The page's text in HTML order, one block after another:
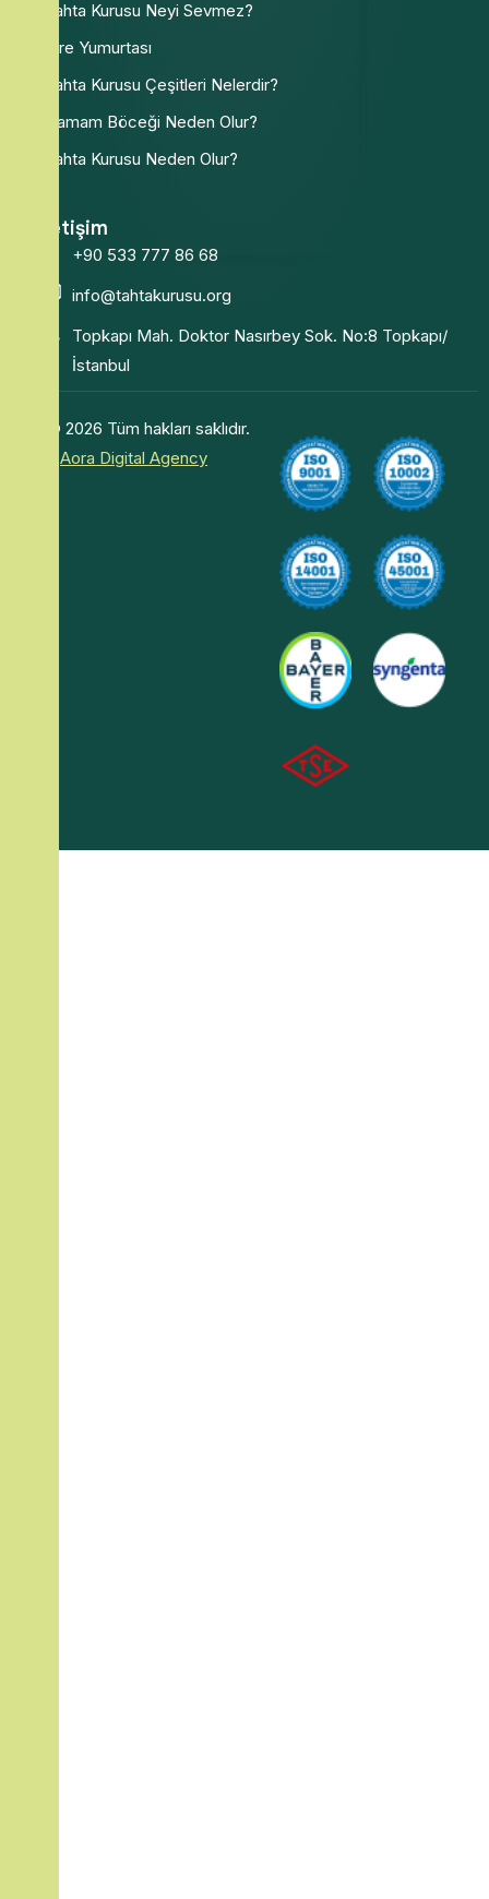
Tahta Kurusu Neyi Sevmez?
Pire Yumurtası
Tahta Kurusu Çeşitleri Nelerdir?
Hamam Böceği Neden Olur?
Tahta Kurusu Neden Olur?
İletişim
+90 533 777 86 68
info@tahtakurusu.org
Topkapı Mah. Doktor Nasırbey Sok. No:8 Topkapı/
İstanbul
© 2026 Tüm hakları saklıdır.
Aora Digital Agency